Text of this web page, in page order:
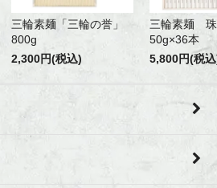
三輪素麺「三輪の誉」
800g
2,300円(税込)
三輪素麺 珠
50g×36本
5,800円(税